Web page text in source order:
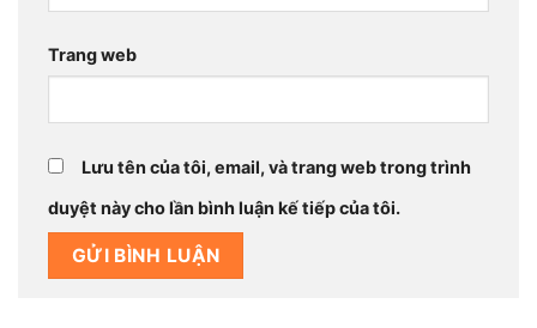
Trang web
Lưu tên của tôi, email, và trang web trong trình
duyệt này cho lần bình luận kế tiếp của tôi.